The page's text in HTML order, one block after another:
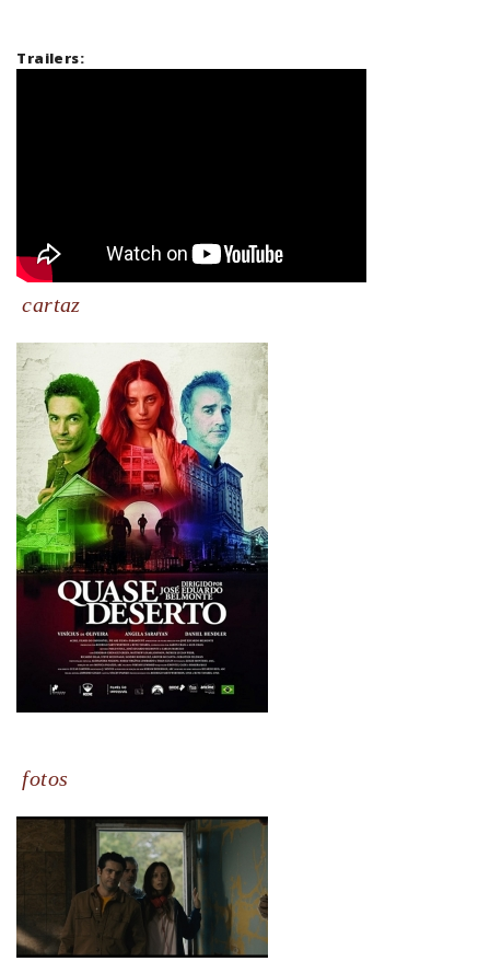
Trailers:
cartaz
fotos